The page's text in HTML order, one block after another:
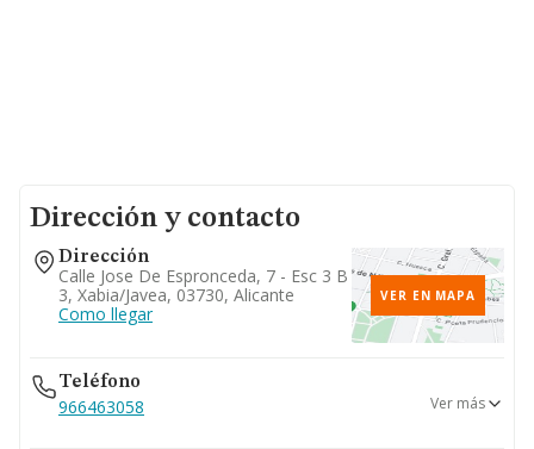
Dirección y contacto
Dirección
Calle Jose De Espronceda, 7 - Esc 3 B
3, Xabia/javea, 03730, Alicante
Como llegar
VER EN MAPA
Teléfono
966463058 Ver más